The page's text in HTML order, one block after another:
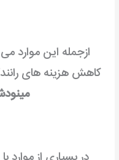
ازجمله این موارد
کاهش هزینه های